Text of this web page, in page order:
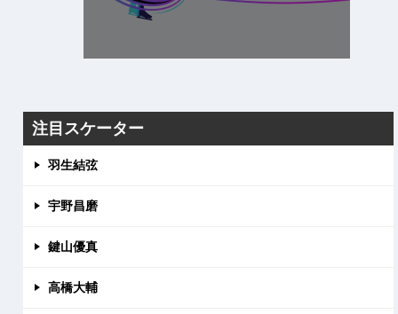
注目スケーター
羽生結弦
宇野昌磨
鍵山優真
高橋大輔